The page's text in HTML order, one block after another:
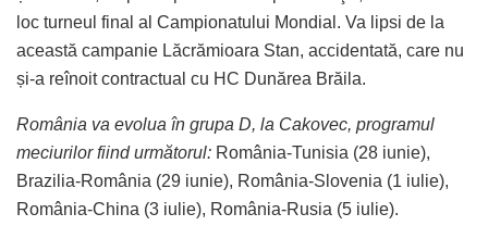
loc turneul final al Campionatului Mondial. Va lipsi de la
această campanie Lăcrămioara Stan, accidentată, care nu
și-a reînoit contractual cu HC Dunărea Brăila.
România va evolua în grupa D, la Cakovec, programul
meciurilor fiind următorul: România-Tunisia (28 iunie),
Brazilia-România (29 iunie), România-Slovenia (1 iulie),
România-China (3 iulie), România-Rusia (5 iulie).